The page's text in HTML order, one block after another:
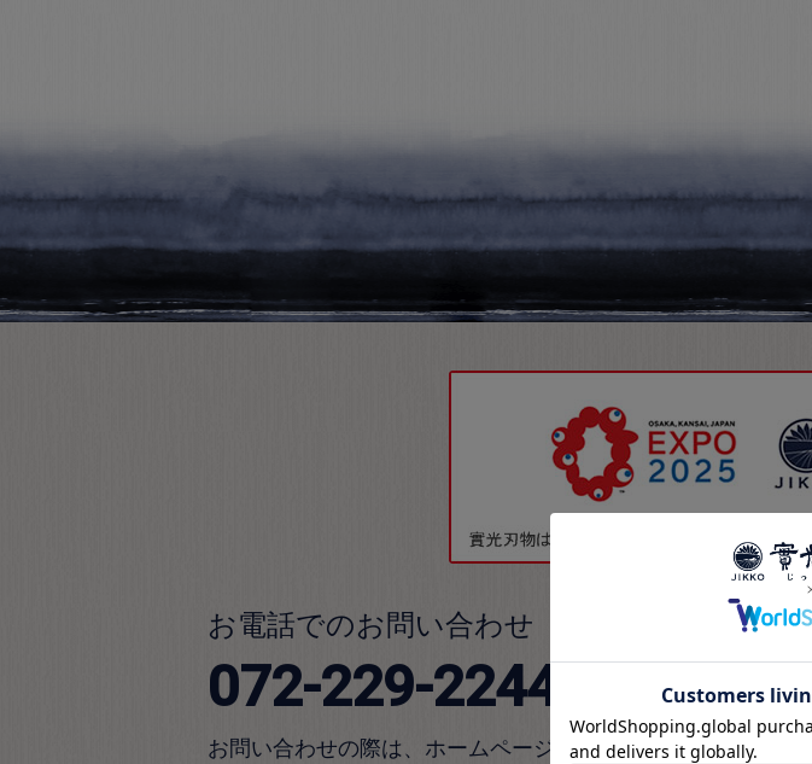
お電話でのお問い合わせ
072-229-2244
お問い合わせの際は、ホームページ
公式SNS
實光公式SNSで
すめ商品、包丁